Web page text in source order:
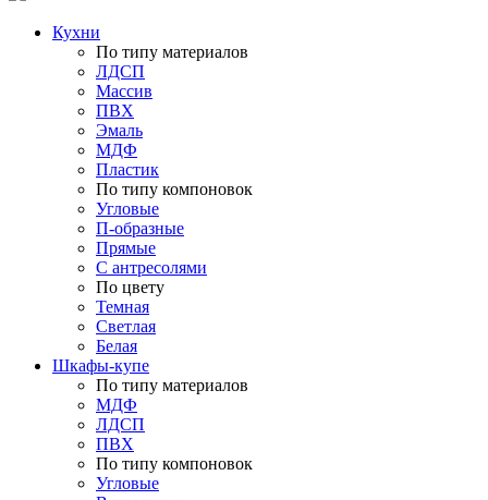
Кухни
По типу материалов
ЛДСП
Массив
ПВХ
Эмаль
МДФ
Пластик
По типу компоновок
Угловые
П-образные
Прямые
С антресолями
По цвету
Темная
Светлая
Белая
Шкафы-купе
По типу материалов
МДФ
ЛДСП
ПВХ
По типу компоновок
Угловые